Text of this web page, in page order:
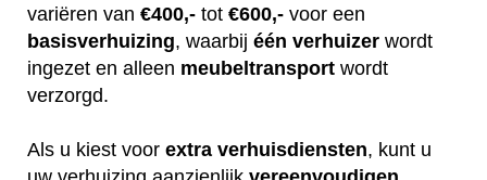
variëren van €400,- tot €600,- voor een
basisverhuizing, waarbij één verhuizer wordt
ingezet en alleen meubeltransport wordt
verzorgd.
Als u kiest voor extra verhuisdiensten, kunt u